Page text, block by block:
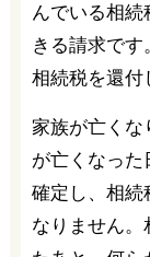
んでいる相
きる請求で
相続税を還付
家族が亡くな
が亡くなった
確定し、相続
なりません。